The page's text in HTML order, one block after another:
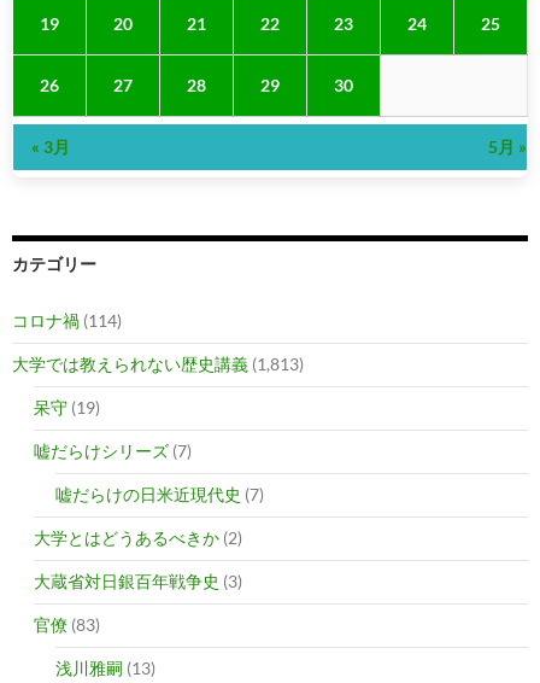
19 20 21 22 23 24 25
26 27 28 29 30
« 3月 5月 »
カテゴリー
コロナ禍 (114)
大学では教えられない歴史講義 (1,813)
呆守 (19)
嘘だらけシリーズ (7)
嘘だらけの日米近現代史 (7)
大学とはどうあるべきか (2)
大蔵省対日銀百年戦争史 (3)
官僚 (83)
浅川雅嗣 (13)